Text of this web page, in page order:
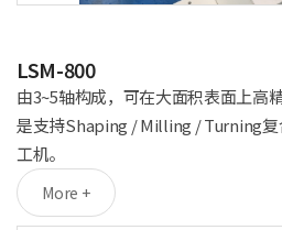
LSM-800
由3~5轴构成，可在大面积表面上高
是支持Shaping / Milling / Turning复
工机。
More +